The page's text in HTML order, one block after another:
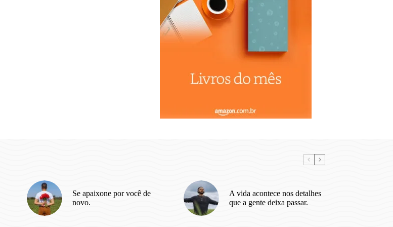
Se apaixone por você de
novo.
A vida acontece nos detalhes
que a gente deixa passar.